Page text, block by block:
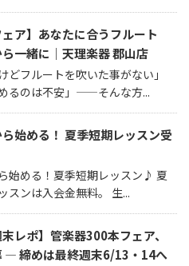
ェア】あなたに合うフルート
一緒に｜天理楽器 郡山店
どフルートを吹いた事がない」
めるのは不安」——そんな方...
始める！ 夏季短期レッスン受
始める！夏季短期レッスン♪ 夏
スンは入会金無料。 生...
末レポ】管楽器300本フェア、
— 締めは最終週末6/13・14へ